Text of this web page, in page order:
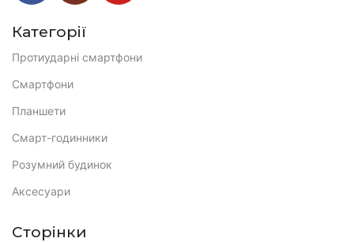
Категорії
Протиударні смартфони
Смартфони
Планшети
Смарт-годинники
Розумний будинок
Аксесуари
Сторінки